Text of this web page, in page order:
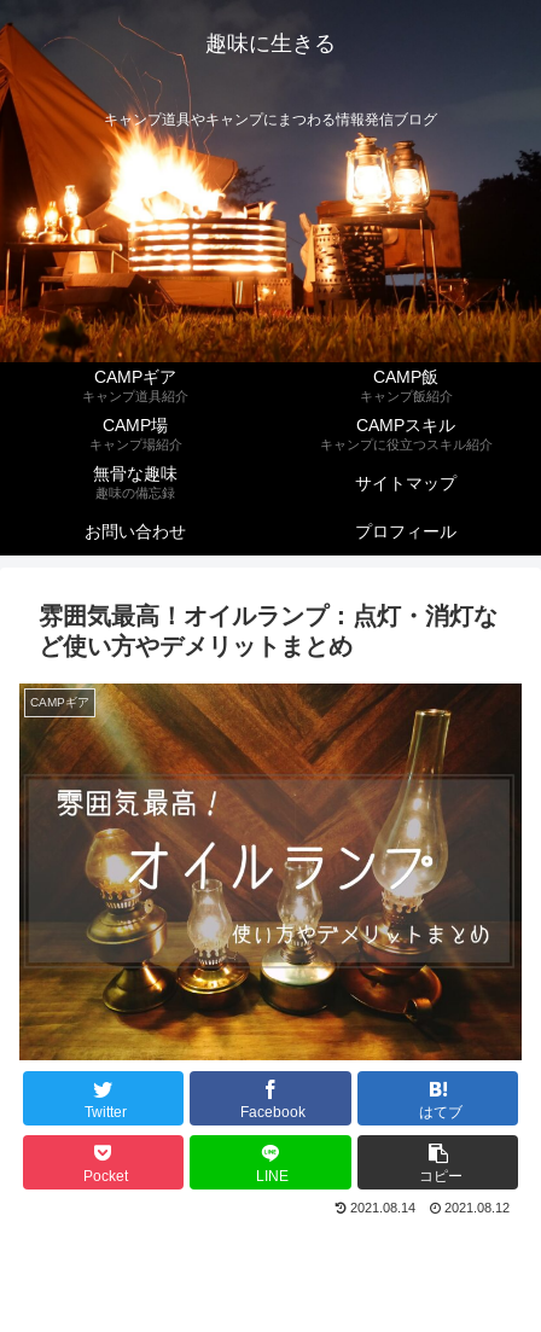
趣味に生きる
キャンプ道具やキャンプにまつわる情報発信ブログ
CAMPギア
キャンプ道具紹介
CAMP飯
キャンプ飯紹介
CAMP場
キャンプ場紹介
CAMPスキル
キャンプに役立つスキル紹介
無骨な趣味
趣味の備忘録 サイトマップ
お問い合わせ プロフィール
雰囲気最高！オイルランプ：点灯・消灯な
ど使い方やデメリットまとめ
CAMPギア
Twitter Facebook はてブ
Pocket LINE コピー
2021.08.14 2021.08.12